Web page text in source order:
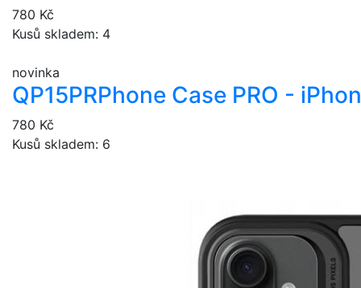
780 Kč
Kusů skladem: 4
novinka
QP15PRPhone Case PRO -
780 Kč
Kusů skladem: 6